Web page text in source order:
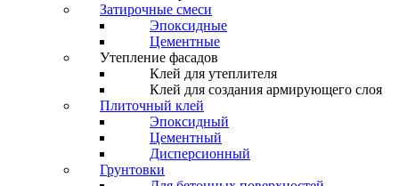
Затирочные смеси
Эпоксидные
Цементные
Утепление фасадов
Клей для утеплителя
Клей для создания армирующего слоя
Плиточный клей
Эпоксидный
Цементный
Дисперсионный
Грунтовки